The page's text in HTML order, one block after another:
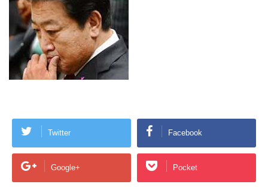
Twitter Facebook
Google+ Pocket